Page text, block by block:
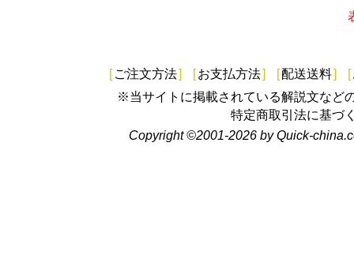
[ ご注文方法] [お支払方法] [配送送料] [
※当サイトに掲載されている解説文など
特定商取引法に基づ
Copyright ©2001-2026 by Quick-